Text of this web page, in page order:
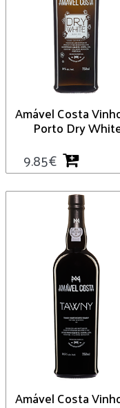
Amável Costa
Porto Dry
9.85€
Amável Costa